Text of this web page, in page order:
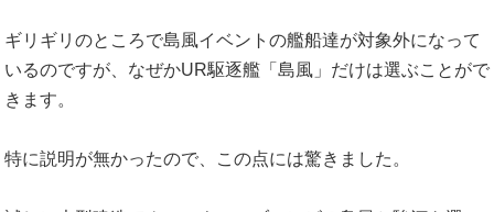
ギリギリのところで島風イベントの艦船達が対象外になって
いるのですが、なぜかUR駆逐艦「島風」だけは選ぶことがで
きます。
特に説明が無かったので、この点には驚きました。